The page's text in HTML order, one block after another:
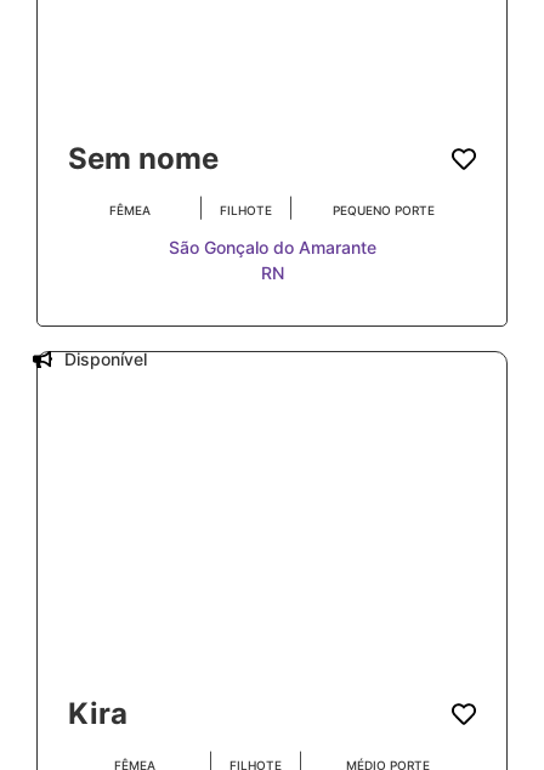
Sem nome
FÊMEA FILHOTE PEQUENO PORTE
São Gonçalo do Amarante
RN
Kira
FÊMEA FILHOTE MÉDIO PORTE
Disponível